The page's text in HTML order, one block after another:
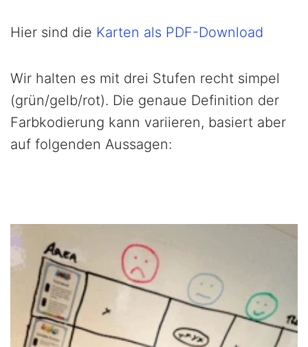
Hier sind die Karten als PDF-Download
Wir halten es mit drei Stufen recht simpel
(grün/gelb/rot). Die genaue Definition der
Farbkodierung kann variieren, basiert aber
auf folgenden Aussagen: